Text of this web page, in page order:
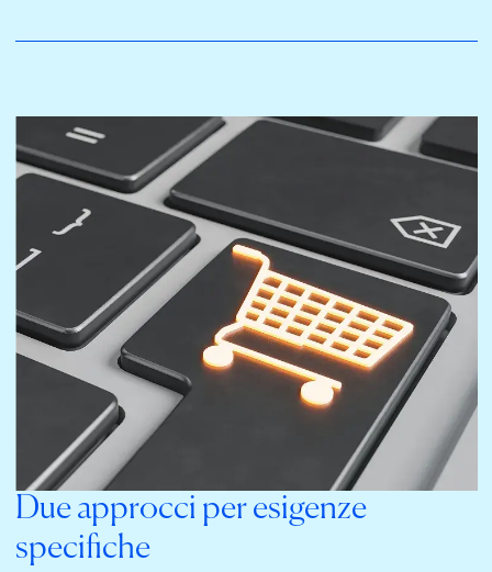
Due approcci per esigenze
specifiche